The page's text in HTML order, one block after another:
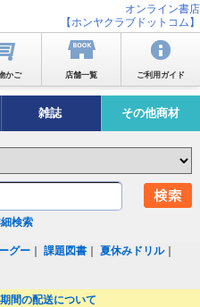
オンライン書店
【ホンヤクラブドットコム】
かご 店舗一覧 ご利用ガイド
雑誌 その他商材
検索
グー ｜課題図書 ｜夏休みドリル｜
間の配送について